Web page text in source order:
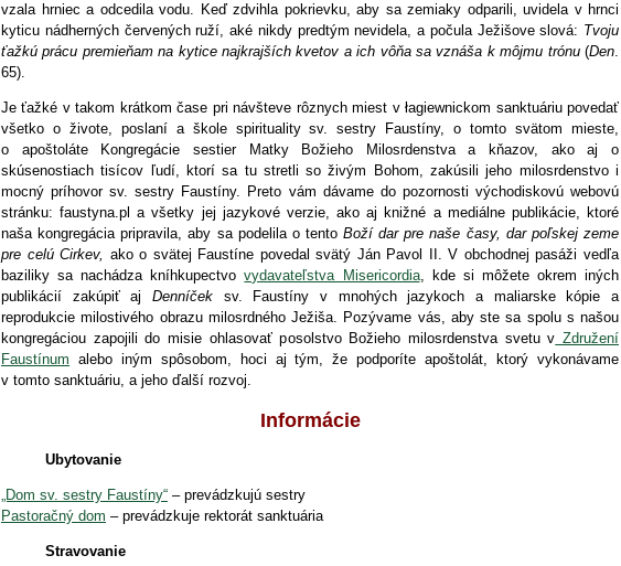
vzala hrniec a odcedila vodu. Keď zdvihla pokrievku, aby sa zemiaky odparili, uvidela v hrnci
kyticu nádherných červených ruží, aké nikdy predtým nevidela, a počula Ježišove slová: Tvoju
ťažkú prácu premieňam na kytice najkrajších kvetov a ich vôňa sa vznáša k môjmu trónu (Den.
65).
Je ťažké v takom krátkom čase pri návšteve rôznych miest v łagiewnickom sanktuáriu povedať
všetko o živote, poslaní a škole spirituality sv. sestry Faustíny, o tomto svätom mieste,
o apoštoláte Kongregácie sestier Matky Božieho Milosrdenstva a kňazov, ako aj o
skúsenostiach tisícov ľudí, ktorí sa tu stretli so živým Bohom, zakúsili jeho milosrdenstvo i
mocný príhovor sv. sestry Faustíny. Preto vám dávame do pozornosti východiskovú webovú
stránku: faustyna.pl a všetky jej jazykové verzie, ako aj knižné a mediálne publikácie, ktoré
naša kongregácia pripravila, aby sa podelila o tentoBoží dar pre naše časy, dar poľskej zeme
pre celú Cirkev, ako o svätej Faustíne povedal svätý Ján Pavol II. V obchodnej pasáži vedľa
baziliky sa nachádza kníhkupectvovydavateľstva Misericordia, kde si môžete okrem iných
publikácií zakúpiť aj Denníček sv. Faustíny v mnohých jazykoch a maliarske kópie a
reprodukcie milostivého obrazu milosrdného Ježiša. Pozývame vás, aby ste sa spolu s našou
kongregáciou zapojili do misie ohlasovať posolstvo Božieho milosrdenstva svetu v Združení
Faustínum alebo iným spôsobom, hoci aj tým, že podporíte apoštolát, ktorý vykonávame
v tomto sanktuáriu, a jeho ďalší rozvoj.
Informácie
Ubytovanie
„Dom sv. sestry Faustíny“ – prevádzkujú sestry
Pastoračný dom – prevádzkuje rektorát sanktuária
Stravovanie